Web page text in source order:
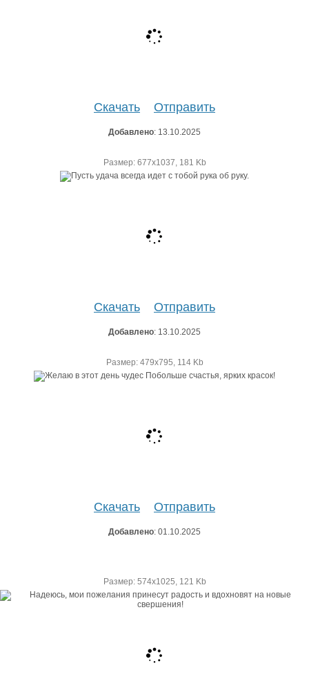
Скачать Отправить
Добавлено: 13.10.2025
Размер: 677х1037, 181 Kb
Скачать Отправить
Добавлено: 13.10.2025
Размер: 479х795, 114 Kb
Скачать Отправить
Добавлено: 01.10.2025
Размер: 574х1025, 121 Kb